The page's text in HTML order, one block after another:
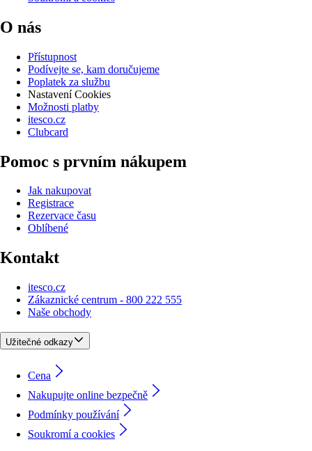
O nás
Přístupnost
Podívejte se, kam doručujeme
Poplatek za službu
Nastavení Cookies
Možnosti platby
itesco.cz
Clubcard
Pomoc s prvním nákupem
Jak nakupovat
Registrace
Rezervace času
Oblíbené
Kontakt
itesco.cz
Zákaznické centrum - 800 222 555
Naše obchody
Užitečné odkazy
Cena
Nakupujte online bezpečně
Podmínky používání
Soukromí a cookies